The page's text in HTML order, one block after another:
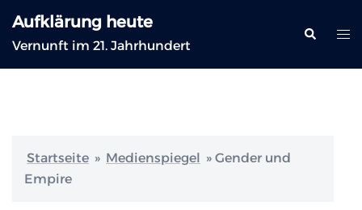
Inhalt
springen
Aufklärung heute
Vernunft im 21. Jahrhundert
Suche
Startseite » Medienspiegel » Gender und
Empire